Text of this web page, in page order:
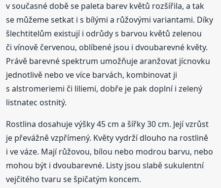
v současné době se paleta barev květů rozšířila, a tak
se můžeme setkat i s bílými a růžovými variantami. Díky
šlechtitelům existují i odrůdy s barvou květů zelenou
či vínově červenou, oblíbené jsou i dvoubarevné květy.
Právě barevné spektrum umožňuje aranžovat jícnovku
jednotlivě nebo ve více barvách, kombinovat ji
s alstromeriemi či liliemi, dobře je pak doplní i zelený
listnatec ostnitý.
Rostlina dosahuje výšky 45 cm a šířky 30 cm. Její vzrůst
je převážně vzpřímený. Květy vydrží dlouho na rostlině
i ve váze. Mají růžovou, bílou nebo modrou barvu, nebo
mohou být i dvoubarevné. Listy jsou slabě sukulentní
vejčitého tvaru se špičatým koncem.